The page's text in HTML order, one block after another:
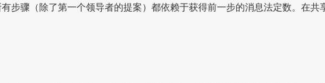
步骤（除了第一个领导者的提案）都依赖于获得前一步的消息法定数。在